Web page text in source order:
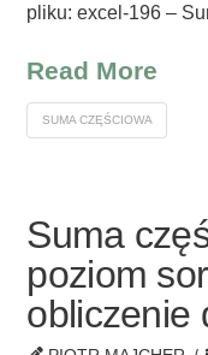
pliku: excel-196 –
Read More
SUMA CZĘŚCIOWA
Suma
poziom
obliczenie